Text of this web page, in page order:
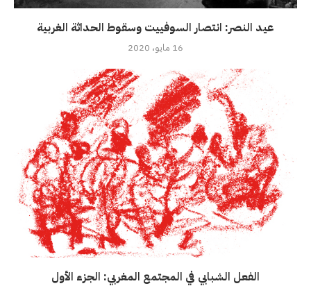
عيد النصر: انتصار السوفييت وسقوط الحداثة الغربية
16 مايو، 2020
الفعل الشبابي في المجتمع المغربي: الجزء الأول